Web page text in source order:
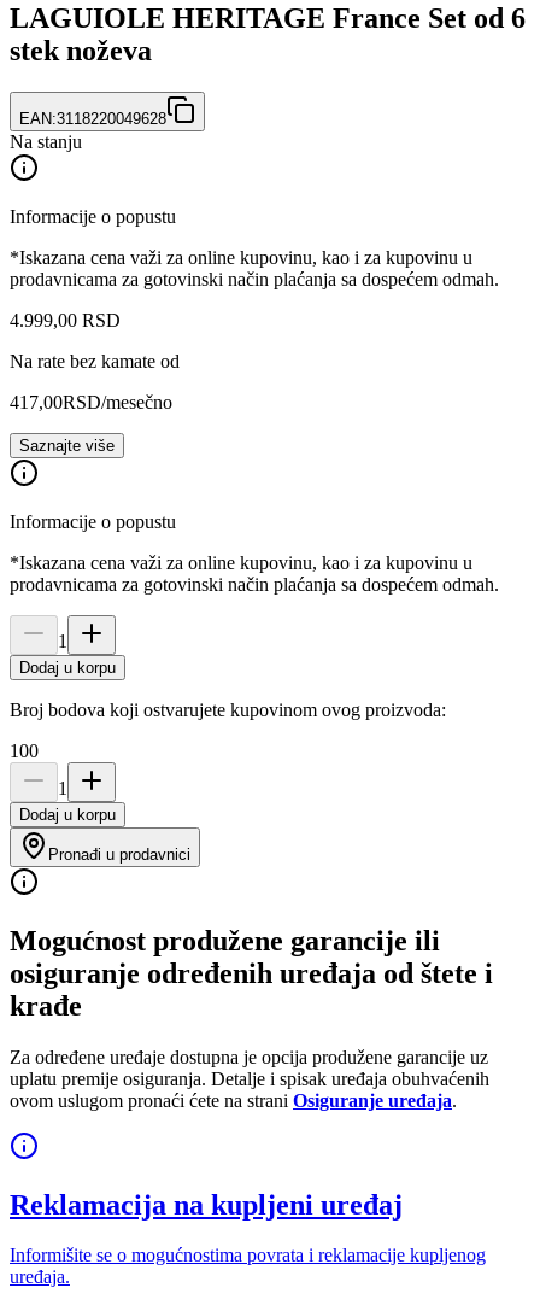
LAGUIOLE HERITAGE France Set od 6
stek noževa
EAN:3118220049628
Na stanju
Informacije o popustu
*Iskazana cena važi za online kupovinu, kao i za kupovinu u
prodavnicama za gotovinski način plaćanja sa dospećem odmah.
4.999,00 RSD
Na rate bez kamate od
417,00RSD/mesečno
Saznajte više
Informacije o popustu
*Iskazana cena važi za online kupovinu, kao i za kupovinu u
prodavnicama za gotovinski način plaćanja sa dospećem odmah.
1
Dodaj u korpu
Broj bodova koji ostvarujete kupovinom ovog proizvoda:
100
1
Dodaj u korpu
Pronađi u prodavnici
Mogućnost produžene garancije ili
osiguranje određenih uređaja od štete i
krađe
Za određene uređaje dostupna je opcija produžene garancije uz
uplatu premije osiguranja. Detalje i spisak uređaja obuhvaćenih
ovom uslugom pronaći ćete na strani Osiguranje uređaja.
Reklamacija na kupljeni uređaj
Informišite se o mogućnostima povrata i reklamacije kupljenog
uređaja.